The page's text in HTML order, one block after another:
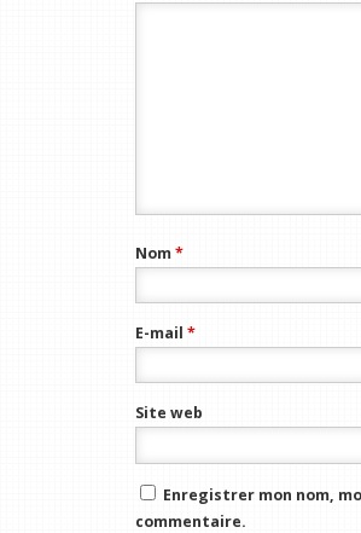
Nom*
E-mail *
Site web
Enregistrer mon nom,
commentaire.